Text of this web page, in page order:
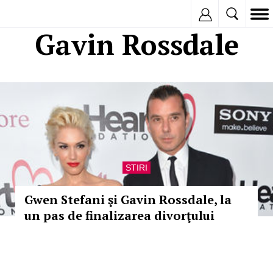
Gavin Rossdale
STIRI
Gwen Stefani şi Gavin Rossdale, la
un pas de finalizarea divorţului